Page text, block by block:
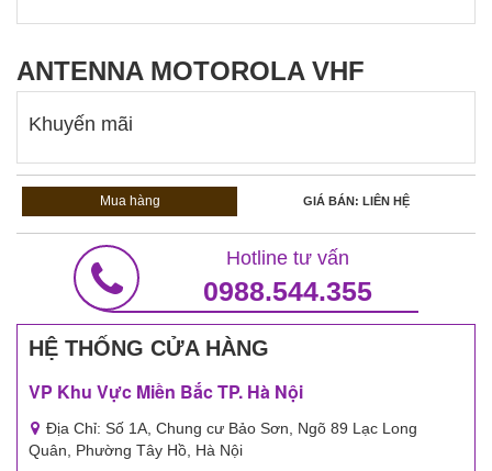
ANTENNA MOTOROLA VHF
Khuyến mãi
Mua hàng GIÁ BÁN: LIÊN HỆ
Hotline tư vấn
0988.544.355
HỆ THỐNG CỬA HÀNG
VP Khu Vực Miền Bắc TP. Hà Nội
Địa Chỉ: Số 1A, Chung cư Bảo Sơn, Ngõ 89 Lạc Long
Quân, Phường Tây Hồ, Hà Nội